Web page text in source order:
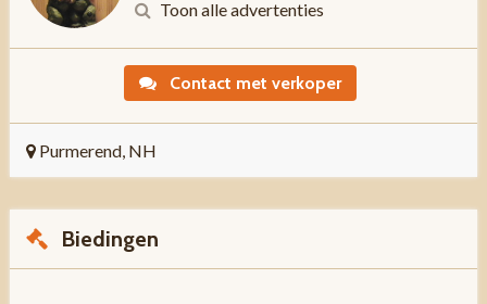
Toon alle advertenties
Contact met verkoper
Purmerend, NH
Biedingen